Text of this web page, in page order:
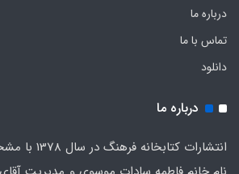
درباره ما
تماس با ما
دانلود
درباره ما
انتشارات